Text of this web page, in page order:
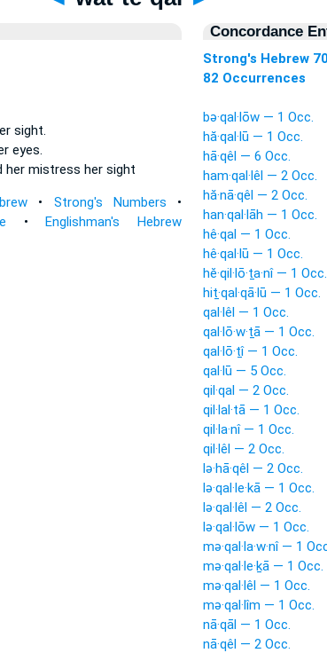
sight.
eyes.
her mistress her sight
• Strong's Numbers •
•Englishman's Hebrew
Concordance
Strong's Hebrew
82 Occurrences
bə·qal·lōw — 1 Occ.
hă·qal·lū — 1 Occ.
hā·qêl — 6 Occ.
ham·qal·lêl — 2 Occ.
hă·nā·qêl — 2 Occ.
han·qal·lāh — 1 Occ.
hê·qal — 1 Occ.
hê·qal·lū — 1 Occ.
hĕ·qil·lō·ṯa·nî — 1 Occ.
hiṯ·qal·qā·lū — 1 Occ.
qal·lêl — 1 Occ.
qal·lō·w·ṯā — 1 Occ.
qal·lō·ṯî — 1 Occ.
qal·lū — 5 Occ.
qil·qal — 2 Occ.
qil·lal·tā — 1 Occ.
qil·la·nî — 1 Occ.
qil·lêl — 2 Occ.
lə·hā·qêl — 2 Occ.
lə·qal·le·kā — 1 Occ.
lə·qal·lêl — 2 Occ.
lə·qal·lōw — 1 Occ.
mə·qal·la·w·nî — 1
mə·qal·le·ḵā — 1 Occ.
mə·qal·lêl — 1 Occ.
mə·qal·lîm — 1 Occ.
nā·qāl — 1 Occ.
nā·qêl — 2 Occ.